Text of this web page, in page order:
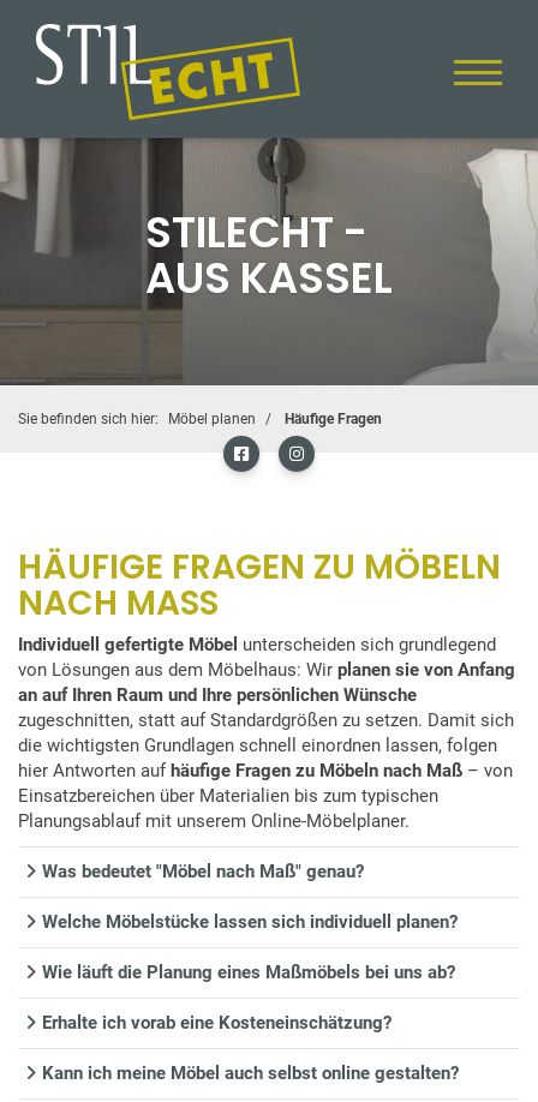
STILECHT -
AUS KASSEL
Sie befinden sich hier: Möbel planen Häufige Fragen
HÄUFIGE FRAGEN ZU MÖBELN
NACH MASS
Individuell gefertigte Möbel unterscheiden sich grundlegend
von Lösungen aus dem Möbelhaus: Wir planen sie von Anfang
an auf Ihren Raum und Ihre persönlichen Wünsche
zugeschnitten, statt auf Standardgrößen zu setzen. Damit sich
die wichtigsten Grundlagen schnell einordnen lassen, folgen
hier Antworten auf häufige Fragen zu Möbeln nach Maß – von
Einsatzbereichen über Materialien bis zum typischen
Planungsablauf mit unserem Online-Möbelplaner.
Was bedeutet "Möbel nach Maß" genau?
Welche Möbelstücke lassen sich individuell planen?
Wie läuft die Planung eines Maßmöbels bei uns ab?
Erhalte ich vorab eine Kosteneinschätzung?
Kann ich meine Möbel auch selbst online gestalten?